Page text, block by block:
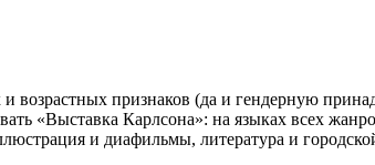
признаков (да и гендерную
«Выставка Карлсона»: на языках всех
и диафильмы, литература и